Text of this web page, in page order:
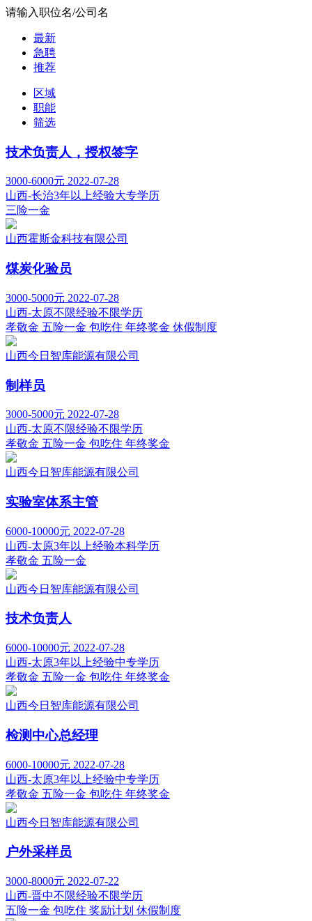
请输入职位名/公司名
最新
急聘
推荐
区域
职能
筛选
技术负责人，授权签字
3000-6000元 2022-07-28
山西-长治3年以上经验大专学历
三险一金
山西霍斯金科技有限公司
煤炭化验员
3000-5000元 2022-07-28
山西-太原不限经验不限学历
孝敬金 五险一金 包吃住 年终奖金 休假制度
山西今日智库能源有限公司
制样员
3000-5000元 2022-07-28
山西-太原不限经验不限学历
孝敬金 五险一金 包吃住 年终奖金
山西今日智库能源有限公司
实验室体系主管
6000-10000元 2022-07-28
山西-太原3年以上经验本科学历
孝敬金 五险一金
山西今日智库能源有限公司
技术负责人
6000-10000元 2022-07-28
山西-太原3年以上经验中专学历
孝敬金 五险一金 包吃住 年终奖金
山西今日智库能源有限公司
检测中心总经理
6000-10000元 2022-07-28
山西-太原3年以上经验中专学历
孝敬金 五险一金 包吃住 年终奖金
山西今日智库能源有限公司
户外采样员
3000-8000元 2022-07-22
山西-晋中不限经验不限学历
五险一金 包吃住 奖励计划 休假制度